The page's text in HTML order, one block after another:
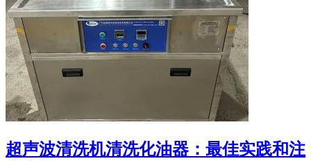
超声波清洗机清洗化油器：最佳实践和注